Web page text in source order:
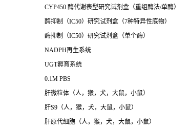
CYP450 酶代谢表型研究试剂盒（重组酶法/单酶）
酶抑制（IC50）研究试剂盒（7种特异性底物）
酶抑制（IC50）研究试剂盒（单个酶）
NADPH再生系统
UGT孵育系统
0.1M PBS
肝微粒体（人，猴，犬，大鼠，小鼠）
肝S9（人，猴，犬，大鼠，小鼠）
肝原代细胞（人，猴，犬，大鼠，小鼠）